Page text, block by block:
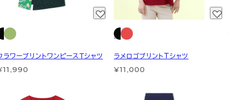
ラワープリントワンピースＴシャツ ラメロゴプリントTシャツ
¥11,000